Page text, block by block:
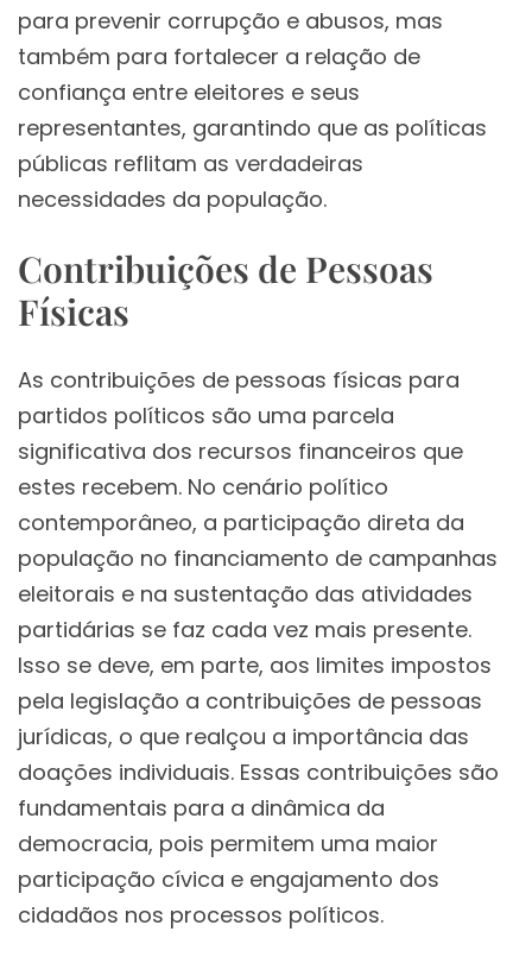
para prevenir corrupção e abusos, mas
também para fortalecer a relação de
confiança entre eleitores e seus
representantes, garantindo que as políticas
públicas reflitam as verdadeiras
necessidades da população.
Contribuições de Pessoas
Físicas
As contribuições de pessoas físicas para
partidos políticos são uma parcela
significativa dos recursos financeiros que
estes recebem. No cenário político
contemporâneo, a participação direta da
população no financiamento de campanhas
eleitorais e na sustentação das atividades
partidárias se faz cada vez mais presente.
Isso se deve, em parte, aos limites impostos
pela legislação a contribuições de pessoas
jurídicas, o que realçou a importância das
doações individuais. Essas contribuições são
fundamentais para a dinâmica da
democracia, pois permitem uma maior
participação cívica e engajamento dos
cidadãos nos processos políticos.